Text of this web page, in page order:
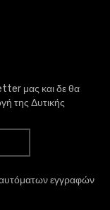
μας και δε θα
της Δυτικής
εγγραφών